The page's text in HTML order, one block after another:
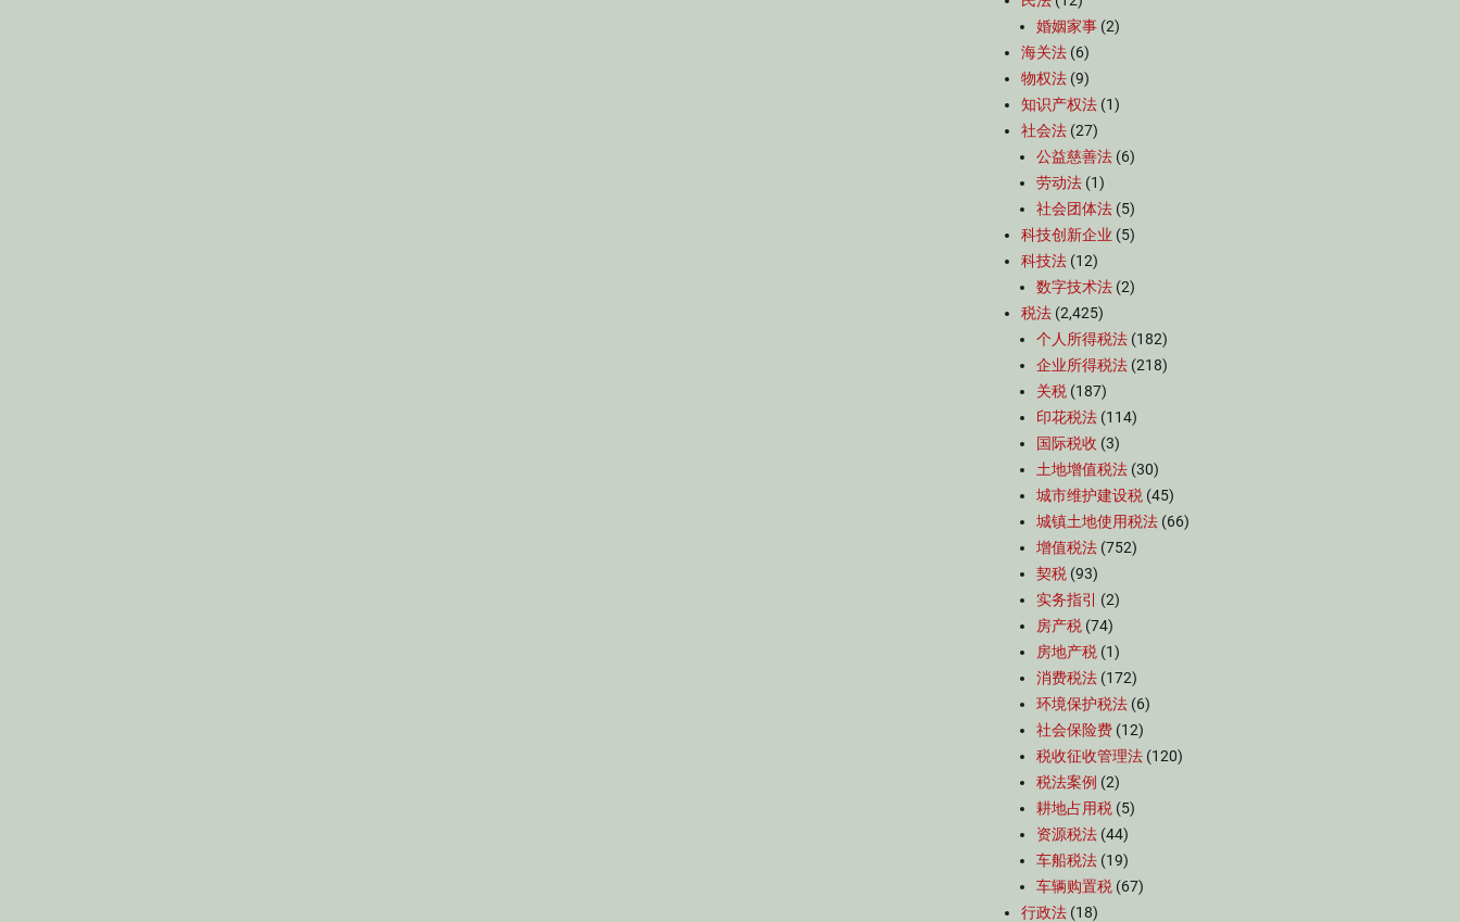
婚姻家事 (2)
海关法 (6)
物权法 (9)
知识产权法 (1)
社会法 (27)
公益慈善法 (6)
劳动法 (1)
社会团体法 (5)
科技创新企业 (5)
科技法 (12)
数字技术法 (2)
税法 (2,425)
个人所得税法 (182)
企业所得税法 (218)
关税 (187)
印花税法 (114)
国际税收 (3)
土地增值税法 (30)
城市维护建设税 (45)
城镇土地使用税法 (66)
增值税法 (752)
契税 (93)
实务指引
(2)
房产税 (74)
房地产税 (1)
消费税法 (172)
环境保护税法 (6)
社会保险费 (12)
税收征收管理法 (120)
税法案例 (2)
耕地占用税 (5)
资源税法 (44)
车船税法 (19)
车辆购置税 (67)
行政法 (18)